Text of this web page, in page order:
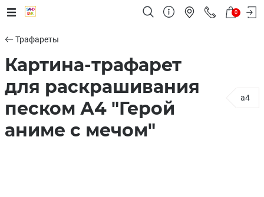
0
Трафареты
Картина-трафарет
для раскрашивания
песком А4 "Герой
аниме с мечом"
a4